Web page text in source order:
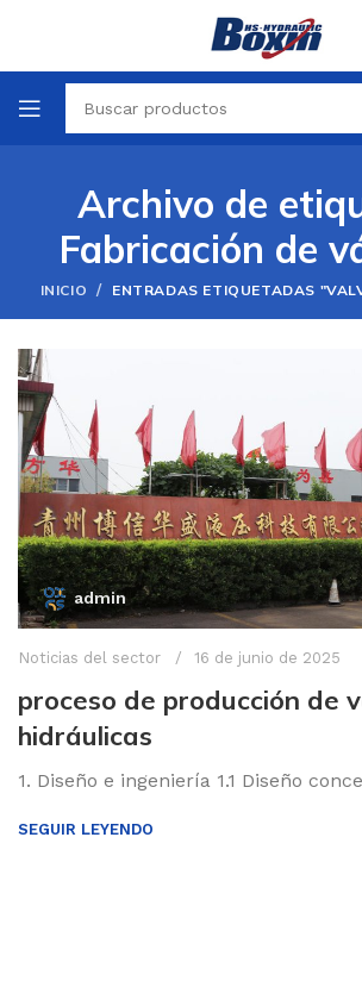
Archivo de
Fabricación de
INICIO / ENTRADAS ETIQUETADAS
admin
Noticias del sector 16 de junio de 2025
proceso de producción de
hidráulicas
1. Diseño e ingeniería 1.1 Diseño
SEGUIR LEYENDO